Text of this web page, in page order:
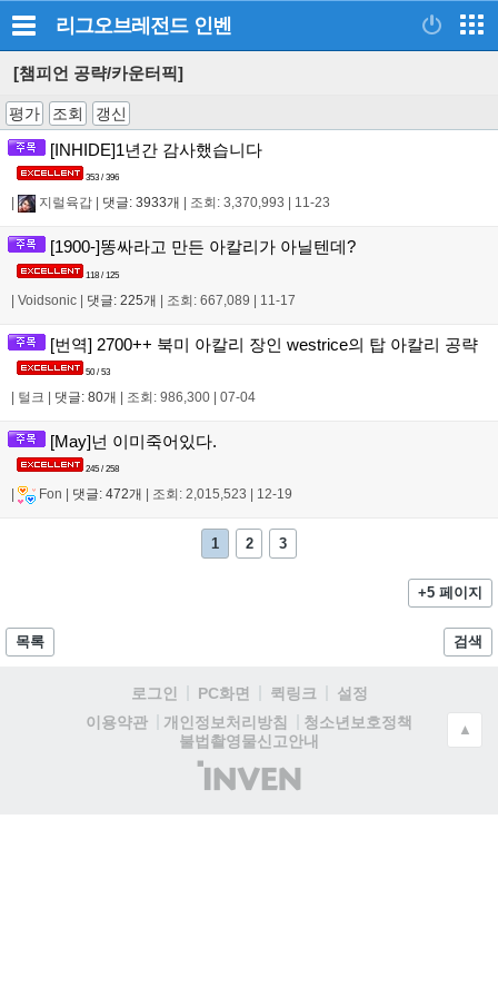
리그오브레전드 인벤
[챔피언 공략/카운터픽]
평가 조회 갱신
[INHIDE]1년간 감사했습니다
353 / 396
지럴육갑 댓글: 3933개 조회: 3,370,993 11-23
[1900-]똥싸라고 만든 아칼리가 아닐텐데?
118 / 125
| Voidsonic | 댓글: 225개 | 조회: 667,089 | 11-17
[번역] 2700++ 북미 아칼리 장인 westrice의 탑 아칼리 공략
50 / 53
털크 댓글: 80개 조회: 986,300 07-04
[May]넌 이미죽어있다.
245 / 258
Fon 댓글: 472개 조회: 2,015,523 12-19
1 2 3
+5 페이지
목록 검색
로그인 PC화면 퀵링크
설정
이용약관
개인정보처리방침
청소년보호정책
불법촬영물신고안내
(주)
인
▲